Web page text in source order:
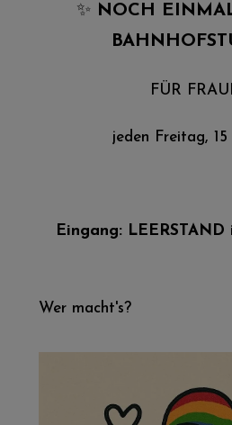
✨ NOCH
FÜR
jeden Freitag,
Eingang: LEERSTAND
Wer macht's?